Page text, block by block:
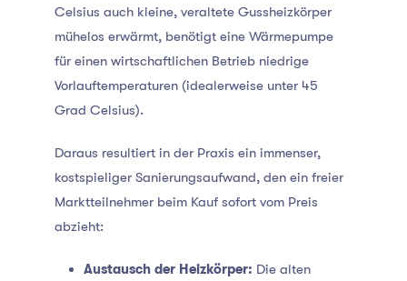
Celsius auch kleine, veraltete Gussheizkörper
mühelos erwärmt, benötigt eine Wärmepumpe
für einen wirtschaftlichen Betrieb niedrige
Vorlauftemperaturen (idealerweise unter 45
Grad Celsius).
Daraus resultiert in der Praxis ein immenser,
kostspieliger Sanierungsaufwand, den ein freier
Marktteilnehmer beim Kauf sofort vom Preis
abzieht:
Austausch der Heizkörper: Die alten